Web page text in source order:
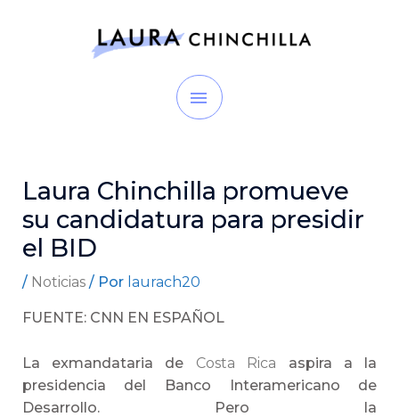
MENÚ
PRINCIPAL
Laura Chinchilla promueve
su candidatura para presidir
el BID
/ Noticias/ Por laurach20
FUENTE: CNN EN ESPAÑOL
La exmandataria de Costa Rica aspira a la
presidencia del Banco Interamericano de
Desarrollo. Pero la